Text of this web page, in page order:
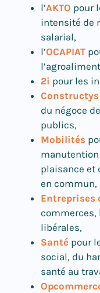
l’AKTO pour
intensité de
salarial,
l’OCAPIAT
2i pour les
Constructys
du négoce
publics,
Mobilités
plaisance et
en
Entreprises
commerces,
libérales,
Santé pour
social, du
santé au